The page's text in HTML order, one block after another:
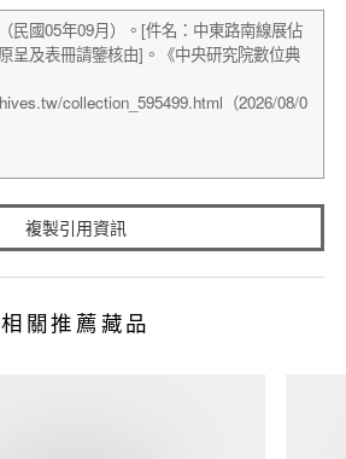
複製引用資訊
相關推薦藏品